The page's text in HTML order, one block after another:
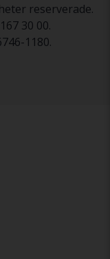
reserverade.
30 00.
1180.